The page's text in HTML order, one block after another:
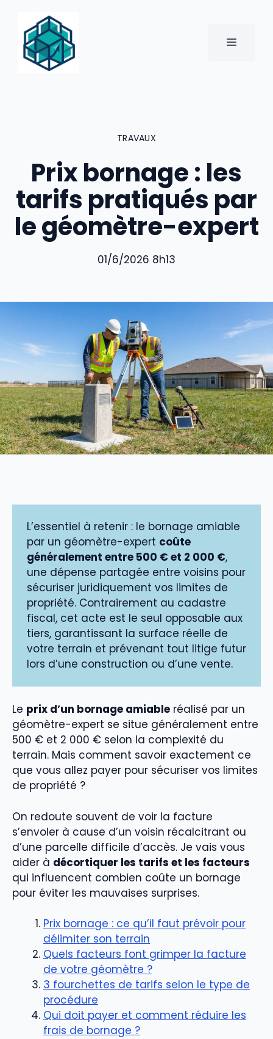
contenu
MENU
TRAVAUX
Prix bornage : les
tarifs pratiqués par
le géomètre-expert
01/6/2026 8h13
L’essentiel à retenir : le bornage amiable
par un géomètre-expert coûte
généralement entre 500 € et 2 000 €,
une dépense partagée entre voisins pour
sécuriser juridiquement vos limites de
propriété. Contrairement au cadastre
fiscal, cet acte est le seul opposable aux
tiers, garantissant la surface réelle de
votre terrain et prévenant tout litige futur
lors d’une construction ou d’une vente.
Le prix d’un bornage amiable réalisé par un
géomètre-expert se situe généralement entre
500 € et 2 000 € selon la complexité du
terrain. Mais comment savoir exactement ce
que vous allez payer pour sécuriser vos limites
de propriété ?
On redoute souvent de voir la facture
s’envoler à cause d’un voisin récalcitrant ou
d’une parcelle difficile d’accès. Je vais vous
aider à décortiquer les tarifs et les facteurs
qui influencent combien coûte un bornage
pour éviter les mauvaises surprises.
Prix bornage : ce qu’il faut prévoir pour
délimiter son terrain
Quels facteurs font grimper la facture
de votre géomètre ?
3 fourchettes de tarifs selon le type de
procédure
Qui doit payer et comment réduire les
frais de bornage ?